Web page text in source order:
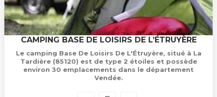
CAMPING BASE DE LOISIRS DE L’ÉTRUYÈRE
Le camping Base De Loisirs De L'Étruyère, situé à La
Tardière (85120) est de type 2 étoiles et possède
environ 30 emplacements dans le département
Vendée.